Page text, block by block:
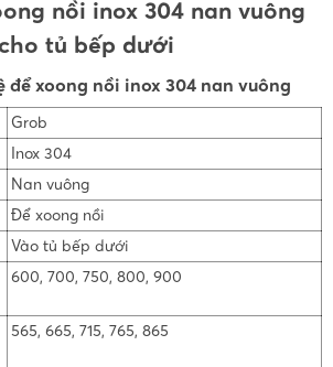
nồi inox 304 nan vuông
cho tủ bếp dưới
để xoong nồi inox 304 nan vuông
Grob
Inox 304
Nan vuông
Để xoong nồi
Vào tủ bếp dưới
600, 700, 750, 800, 900
565, 665, 715, 765, 865